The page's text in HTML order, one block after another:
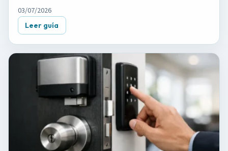
03/07/2026
Leer guía